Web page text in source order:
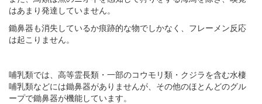
はあまり発達していません。
鋤鼻器も消失しているか痕跡的な物でしかなく、フレーメン反応
は起こりません。
哺乳類では、高等霊長類・一部のコウモリ類・クジラを含む水棲
哺乳類などには鋤鼻器がありませんが、その他のほとんどのグル
ープで鋤鼻器が機能しています。